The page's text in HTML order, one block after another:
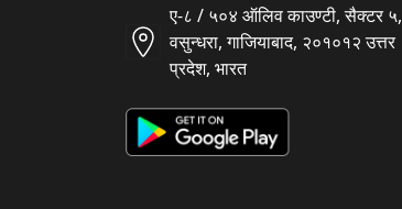
ए-८ / ५०४ ऑलिव काउण्टी, सैक्टर ५,
वसुन्धरा, गाजियाबाद, २०१०१२ उत्तर
प्रदेश, भारत